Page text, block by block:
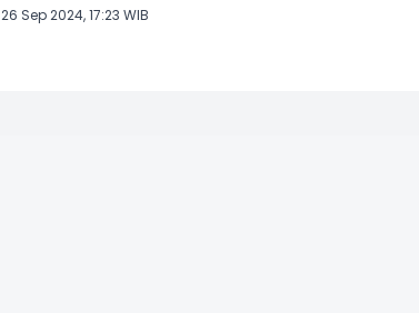
26 Sep 2024, 17:23 WIB